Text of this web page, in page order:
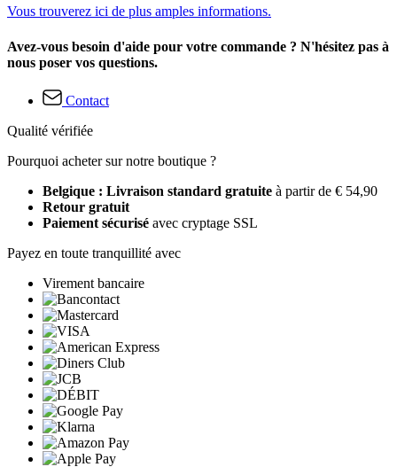
Vous trouverez ici de plus amples informations.
Avez-vous besoin d'aide pour votre commande ? N'hésitez pas à
nous poser vos questions.
Contact
Qualité vérifiée
Pourquoi acheter sur notre boutique ?
Belgique : Livraison standard gratuite à partir de € 54,90
Retour gratuit
Paiement sécurisé avec cryptage SSL
Payez en toute tranquillité avec
Virement bancaire